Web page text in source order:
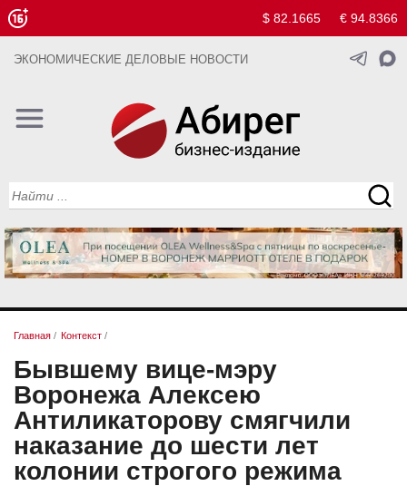
$ 82.1665 € 94.8366
ЭКОНОМИЧЕСКИЕ ДЕЛОВЫЕ НОВОСТИ
Главная / Контекст /
Бывшему вице-мэру
Воронежа Алексею
Антиликаторову смягчили
наказание до шести лет
колонии строгого режима